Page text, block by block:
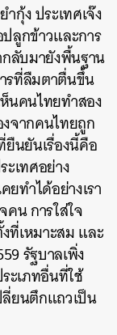
กุ้ง ประเทศเจ๊ง
ลูกข้าวและการ
กลับมายังพื้นฐาน
รที่ลืมตาตื่นขึ้น
นคนไทยทำสอง
จากคนไทยถูก
ยืนยันเรื่องนี้คือ
ะเทศอย่าง
ยทำได้อย่างเรา
คน การใส่ใจ
ที่เหมาะสม และ
รัฐบาลเพิ่ง
ะเภทอื่นที่ใช้
ลี่ยนตึกแถวเป็น